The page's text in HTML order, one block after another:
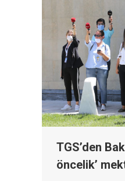
TGS’den
öncelik’